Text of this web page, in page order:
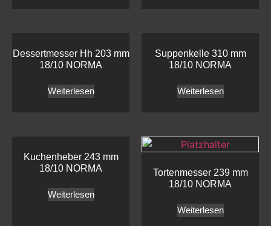
Dessertmesser Hh 203 mm
18/10 NORMA
Weiterlesen
Suppenkelle 310 mm
18/10 NORMA
Weiterlesen
Kuchenheber 243 mm
18/10 NORMA
Weiterlesen
Tortenmesser 239 mm
18/10 NORMA
Weiterlesen